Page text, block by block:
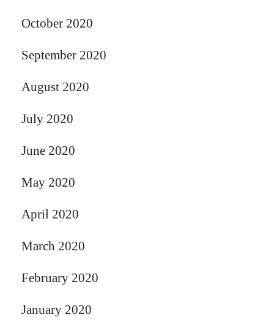
October 2020
September 2020
August 2020
July 2020
June 2020
May 2020
April 2020
March 2020
February 2020
January 2020